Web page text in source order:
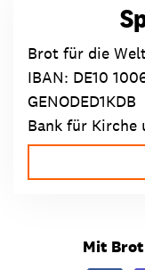
Brot für die
IBAN: DE10
GENODED1KDB
Bank für Kirche
Mit